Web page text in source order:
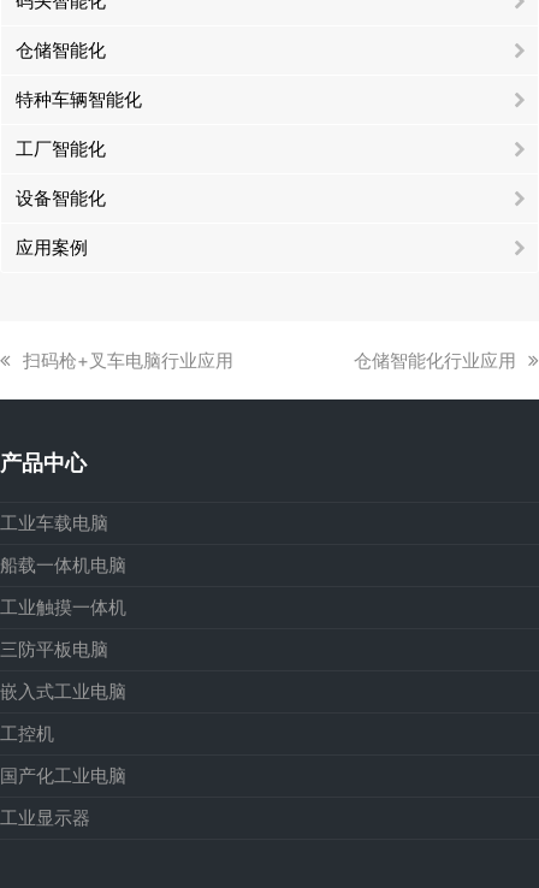
仓储智能化
特种车辆智能化
工厂智能化
设备智能化
应用案例
上
章:
扫码枪+叉车电脑行业应用
下
仓储智能化行业应用
产品中心
工业车载电脑
船载一体机电脑
工业触摸一体机
三防平板电脑
嵌入式工业电脑
工控机
国产化工业电脑
工业显示器